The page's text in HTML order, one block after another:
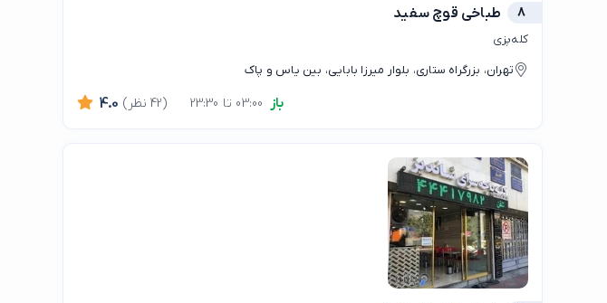
8 طباخی قوچ سفید
کله‌پزی
تهران، بزرگراه ستاری، بلوار میرزا بابایی، بین یاس و پاک
باز 4.0 (42 نظر)